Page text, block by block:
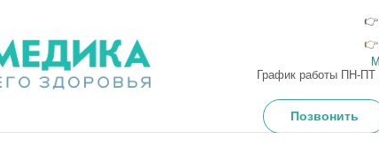
👉
👉
График работы ПН-
Позвонить